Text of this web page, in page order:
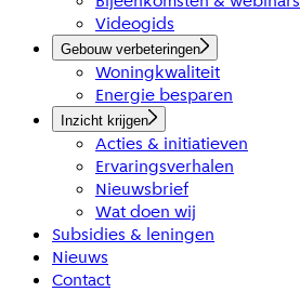
Videogids
Gebouw verbeteringen
Woningkwaliteit
Energie besparen
Inzicht krijgen
Acties & initiatieven
Ervaringsverhalen
Nieuwsbrief
Wat doen wij
Subsidies & leningen
Nieuws
Contact